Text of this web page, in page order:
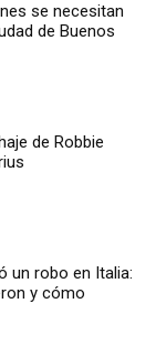
se necesitan
de Buenos
de Robbie
un robo en Italia:
y cómo